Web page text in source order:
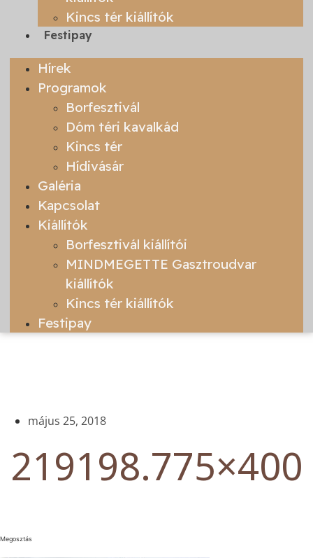
Kincs tér kiállítók
Festipay
Hírek
Programok
Borfesztivál
Dóm téri kavalkád
Kincs tér
Hídivásár
Galéria
Kapcsolat
Kiállítók
Borfesztivál kiállítói
MINDMEGETTE Gasztroudvar
kiállítók
Kincs tér kiállítók
Festipay
május 25, 2018
219198.775×400
Megosztás